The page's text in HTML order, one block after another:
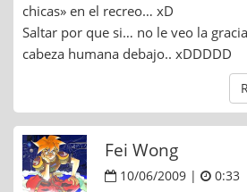
chicas» en el recreo… xD
Saltar por que si… no le veo la
cabeza humana debajo.. xDDDDD
Fei Wong
10/06/2009 | 0:33